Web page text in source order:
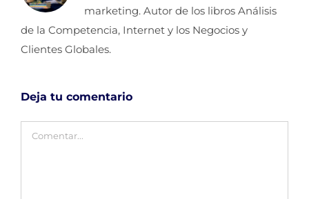
marketing. Autor de los libros Análisis
de la Competencia, Internet y los Negocios y
Clientes Globales.
Deja tu comentario
Comentar